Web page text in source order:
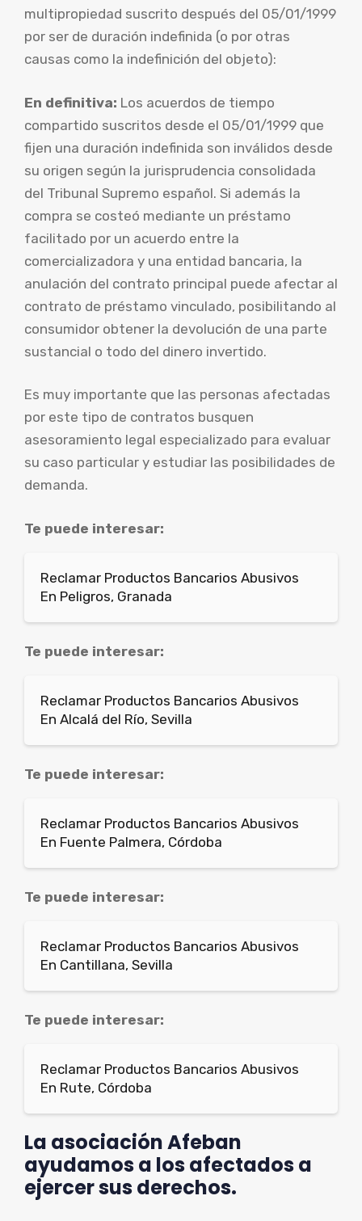
multipropiedad suscrito después del 05/01/1999
por ser de duración indefinida (o por otras
causas como la indefinición del objeto):
En definitiva: Los acuerdos de tiempo
compartido suscritos desde el 05/01/1999 que
fijen una duración indefinida son inválidos desde
su origen según la jurisprudencia consolidada
del Tribunal Supremo español. Si además la
compra se costeó mediante un préstamo
facilitado por un acuerdo entre la
comercializadora y una entidad bancaria, la
anulación del contrato principal puede afectar al
contrato de préstamo vinculado, posibilitando al
consumidor obtener la devolución de una parte
sustancial o todo del dinero invertido.
Es muy importante que las personas afectadas
por este tipo de contratos busquen
asesoramiento legal especializado para evaluar
su caso particular y estudiar las posibilidades de
demanda.
Te puede interesar:
Reclamar Productos Bancarios Abusivos
En Peligros, Granada
Te puede interesar:
Reclamar Productos Bancarios Abusivos
En Alcalá del Río, Sevilla
Te puede interesar:
Reclamar Productos Bancarios Abusivos
En Fuente Palmera, Córdoba
Te puede interesar:
Reclamar Productos Bancarios Abusivos
En Cantillana, Sevilla
Te puede interesar:
Reclamar Productos Bancarios Abusivos
En Rute, Córdoba
La asociación Afeban
ayudamos a los afectados a
ejercer sus derechos.